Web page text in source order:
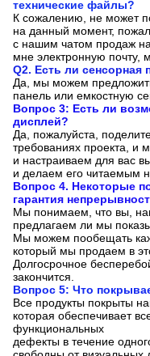
технические файлы?
К сожалению, не может
на данный момент,
с нашим чатом продаж
мне электронную почту,
Q2. Есть ли сенсорная
Да, мы можем
панель или емкостную
Вопрос 3: Есть ли
дисплей?
Да, пожалуйста,
требованиях проекта, и
и настраиваем для вас
и делаем его читаемым
Вопрос 4. Некоторые
гарантия
Мы понимаем, что вы,
предлагаем ли мы
Мы можем пообещать
который мы продаем в
Долгосрочное
закончится.
Вопрос 5: Что
Все продукты покрыты
которая обеспечивает
функциональных
дефекты в течение